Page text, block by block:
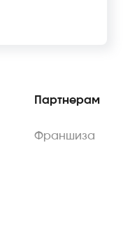
Партнерам
Франшиза